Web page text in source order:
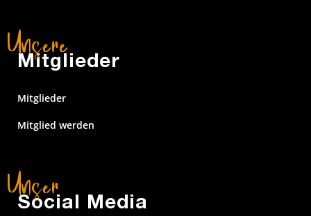
Mitglieder
Mitglieder
Mitglied werden
Social Media